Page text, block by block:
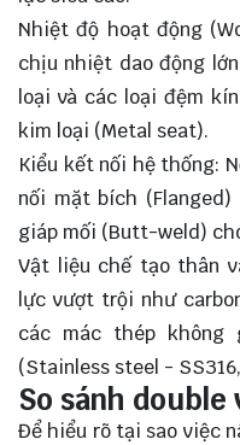
Nhiệt độ hoạt động
chịu nhiệt dao động
loại và các loại đệm
kim loại (Metal seat).
Kiểu kết nối hệ thống:
nối mặt bích (Flanged)
giáp mối (Butt-weld)
Vật liệu chế tạo thân
lực vượt trội như
các mác thép
(Stainless steel -
So sánh
Để hiểu rõ tại sao việc